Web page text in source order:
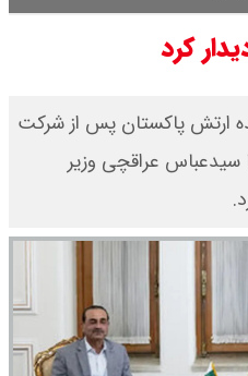
کرد
ارتش پاکستان پس از شرکت
سیدعباس عراقچی وزیر